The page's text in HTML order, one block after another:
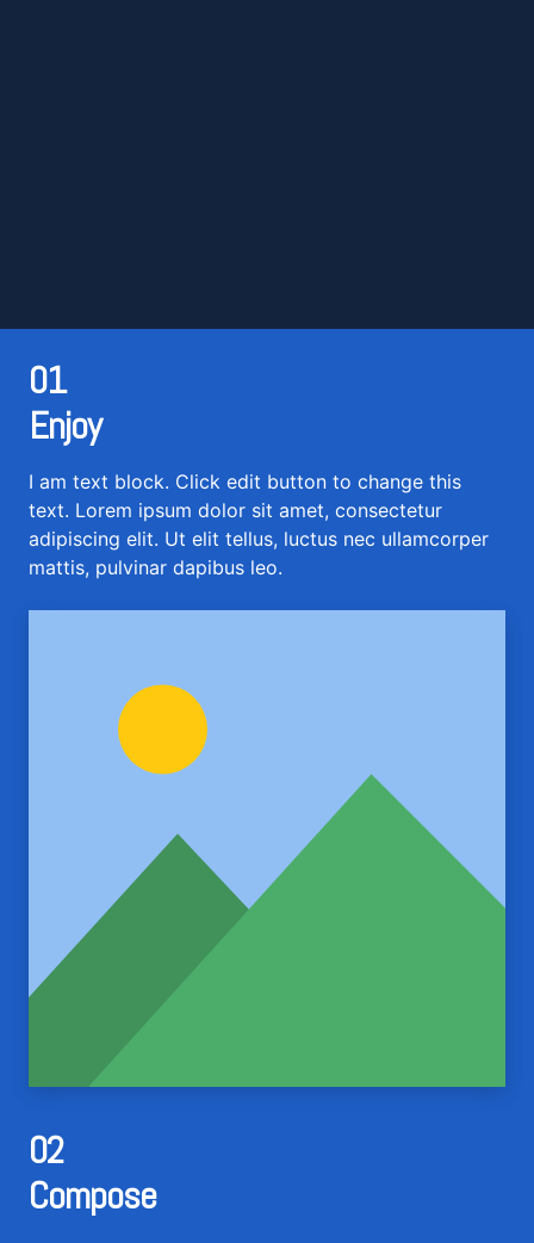
01
Enjoy
I am text block. Click edit button to change this
text. Lorem ipsum dolor sit amet, consectetur
adipiscing elit. Ut elit tellus, luctus nec ullamcorper
mattis, pulvinar dapibus leo.
02
Compose